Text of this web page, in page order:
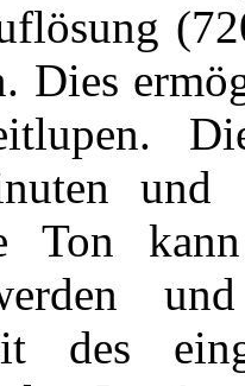
Dies
und
Ton
des